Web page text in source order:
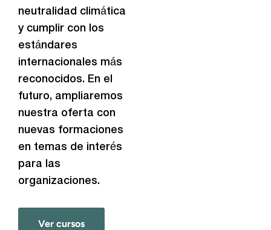
neutralidad climática
y cumplir con los
estándares
internacionales más
reconocidos. En el
futuro, ampliaremos
nuestra oferta con
nuevas formaciones
en temas de interés
para las
organizaciones.
Ver cursos